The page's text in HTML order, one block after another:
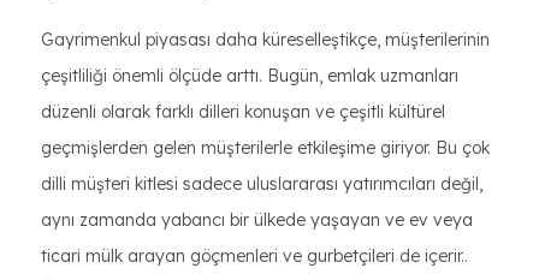
Gayrimenkul piyasası daha küreselleştikçe, müşterilerinin
çeşitliliği önemli ölçüde arttı. Bugün, emlak uzmanları
düzenli olarak farklı dilleri konuşan ve çeşitli kültürel
geçmişlerden gelen müşterilerle etkileşime giriyor. Bu çok
dilli müşteri kitlesi sadece uluslararası yatırımcıları değil,
aynı zamanda yabancı bir ülkede yaşayan ve ev veya
ticari mülk arayan göçmenleri ve gurbetçileri de içerir..